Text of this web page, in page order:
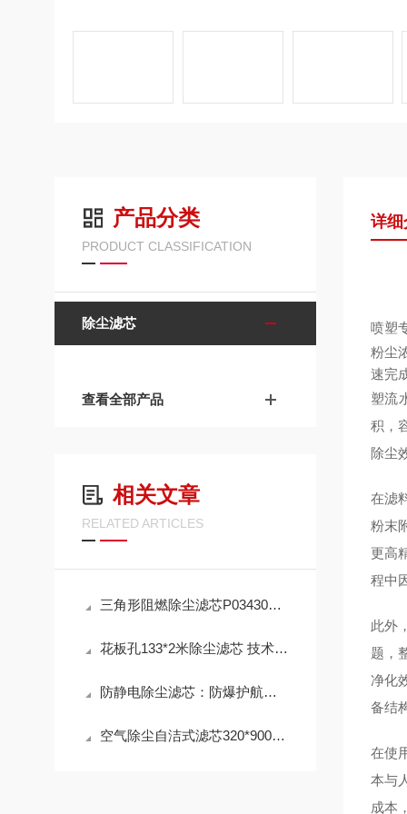
产品分类
PRODUCT CLASSIFICATION
除尘滤芯
查看全部产品
相关文章
RELATED ARTICLES
三角形阻燃除尘滤芯P034303 工作原理
花板孔133*2米除尘滤芯 技术参数
防静电除尘滤芯：防爆护航，高效除尘，守护高危工况安全
空气除尘自洁式滤芯320*900mm 性能
详细
喷塑
粉尘
速完
塑流
积，
除尘
在滤
粉末
更高
程中
此外
题，
净化
备结
在使
本与
成本